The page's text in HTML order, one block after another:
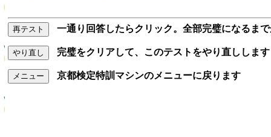
再テスト 一通り回答したらクリック。全部完璧になるま
やり直し 完璧をクリアして、このテストをやり直しします
メニュー 京都検定特訓マシンのメニューに戻ります